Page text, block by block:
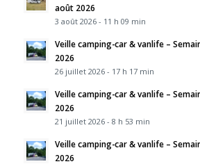
août 2026
3 août 2026 - 11 h 09 min
Veille camping-car & vanlife –
2026
26 juillet 2026 - 17 h 17 min
Veille camping-car & vanlife –
2026
21 juillet 2026 - 8 h 53 min
Veille camping-car & vanlife –
2026